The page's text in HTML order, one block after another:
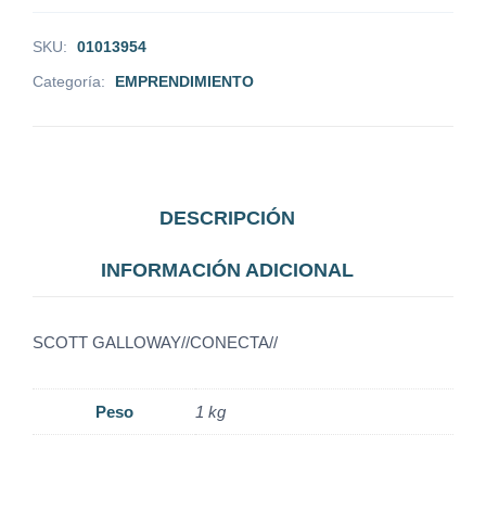
SKU:
01013954
Categoría:
EMPRENDIMIENTO
DESCRIPCIÓN
INFORMACIÓN ADICIONAL
SCOTT GALLOWAY//CONECTA//
Peso 1 kg